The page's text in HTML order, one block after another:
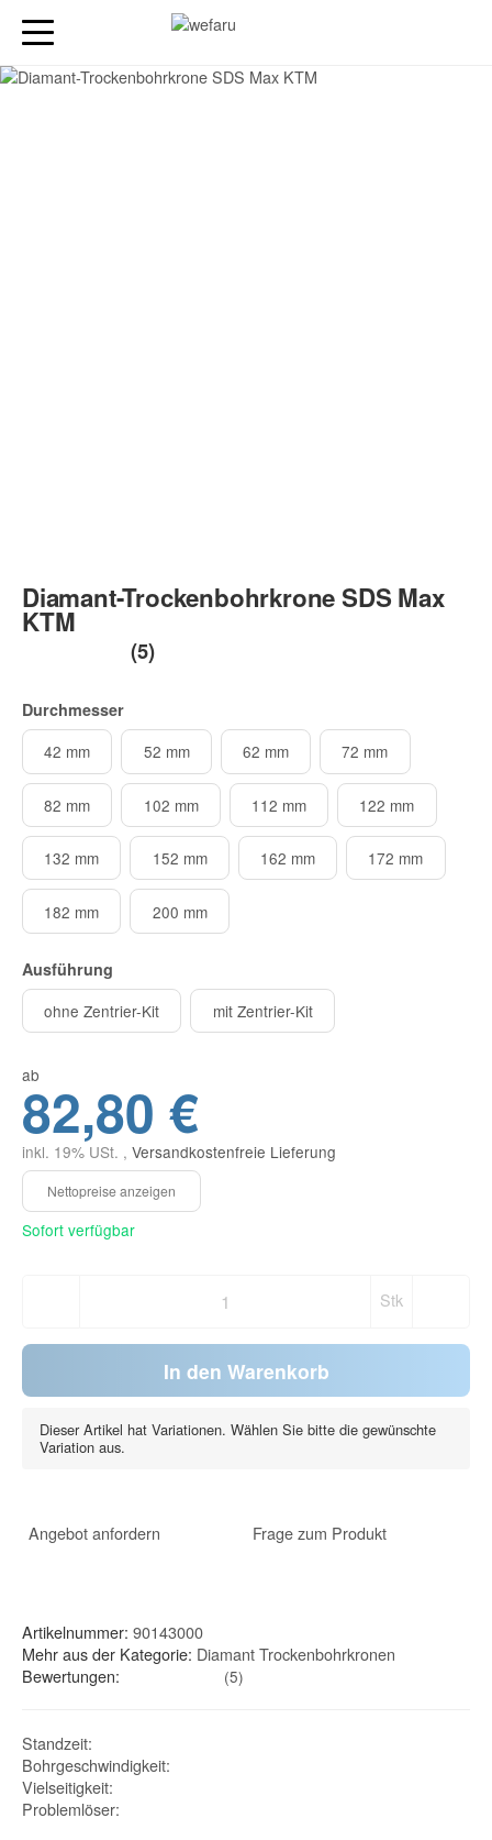
Diamant-Trockenbohrkrone SDS Max
KTM
(5)
Durchmesser
42 mm
52 mm 62 mm 72 mm
82 mm 102 mm 112 mm 122 mm
132 mm 152 mm 162 mm 172 mm
182 mm 200 mm
Ausführung
ohne Zentrier-Kit
mit Zentrier-Kit
ab
82,80 €
inkl. 19% USt. , Versandkostenfreie Lieferung
Sofort verfügbar
Stk
In den Warenkorb
Dieser Artikel hat Variationen. Wählen Sie bitte die gewünschte
Variation aus.
Angebot anfordern Frage zum Produkt
Artikelnummer: 90143000
Mehr aus der Kategorie: Diamant Trockenbohrkronen
Bewertungen:
(5)
Standzeit:
Bohrgeschwindigkeit:
Vielseitigkeit:
Problemlöser: